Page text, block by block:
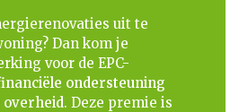
uit te
Dan kom je
voor de EPC-
ondersteuning
overheid. Deze premie is